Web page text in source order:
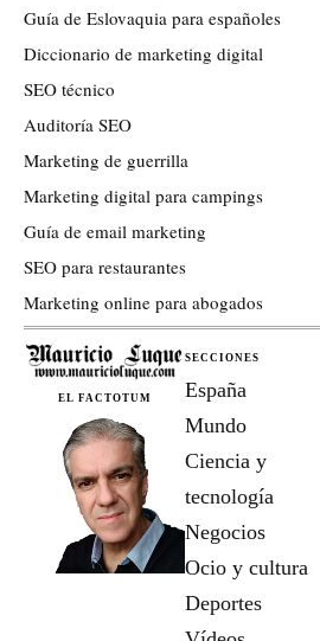
Guía de Eslovaquia para españoles
Diccionario de marketing digital
SEO técnico
Auditoría SEO
Marketing de guerrilla
Marketing digital para campings
Guía de email marketing
SEO para restaurantes
Marketing online para abogados
EL FACTOTUM
SECCIONES
España
Mundo
Ciencia y
tecnología
Negocios
Ocio y cultura
Deportes